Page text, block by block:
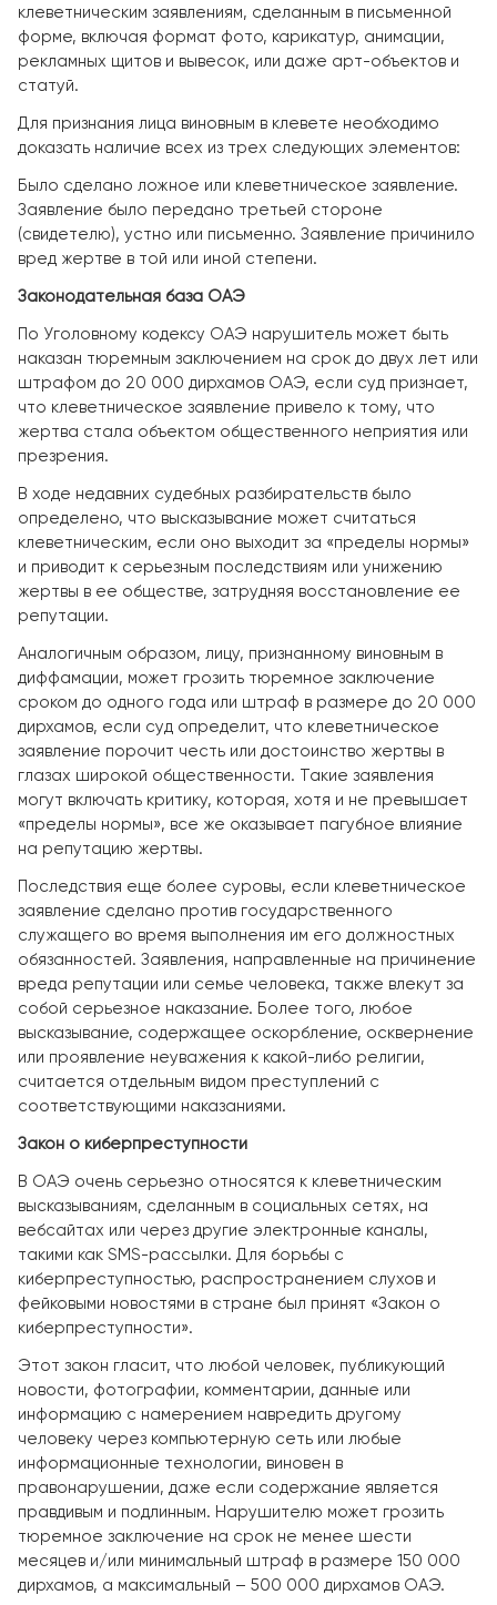
клеветническим заявлениям, сделанным в письменной
форме, включая формат фото, карикатур, анимации,
рекламных щитов и вывесок, или даже арт-объектов и
статуй.
Для признания лица виновным в клевете необходимо
доказать наличие всех из трех следующих элементов:
Было сделано ложное или клеветническое заявление.
Заявление было передано третьей стороне
(свидетелю), устно или письменно. Заявление причинило
вред жертве в той или иной степени.
Законодательная база ОАЭ
По Уголовному кодексу ОАЭ нарушитель может быть
наказан тюремным заключением на срок до двух лет или
штрафом до 20 000 дирхамов ОАЭ, если суд признает,
что клеветническое заявление привело к тому, что
жертва стала объектом общественного неприятия или
презрения.
В ходе недавних судебных разбирательств было
определено, что высказывание может считаться
клеветническим, если оно выходит за «пределы нормы»
и приводит к серьезным последствиям или унижению
жертвы в ее обществе, затрудняя восстановление ее
репутации.
Аналогичным образом, лицу, признанному виновным в
диффамации, может грозить тюремное заключение
сроком до одного года или штраф в размере до 20 000
дирхамов, если суд определит, что клеветническое
заявление порочит честь или достоинство жертвы в
глазах широкой общественности. Такие заявления
могут включать критику, которая, хотя и не превышает
«пределы нормы», все же оказывает пагубное влияние
на репутацию жертвы.
Последствия еще более суровы, если клеветническое
заявление сделано против государственного
служащего во время выполнения им его должностных
обязанностей. Заявления, направленные на причинение
вреда репутации или семье человека, также влекут за
собой серьезное наказание. Более того, любое
высказывание, содержащее оскорбление, осквернение
или проявление неуважения к какой-либо религии,
считается отдельным видом преступлений с
соответствующими наказаниями.
Закон о киберпреступности
В ОАЭ очень серьезно относятся к клеветническим
высказываниям, сделанным в социальных сетях, на
вебсайтах или через другие электронные каналы,
такими как SMS-рассылки. Для борьбы с
киберпреступностью, распространением слухов и
фейковыми новостями в стране был принят «Закон о
киберпреступности».
Этот закон гласит, что любой человек, публикующий
новости, фотографии, комментарии, данные или
информацию с намерением навредить другому
человеку через компьютерную сеть или любые
информационные технологии, виновен в
правонарушении, даже если содержание является
правдивым и подлинным. Нарушителю может грозить
тюремное заключение на срок не менее шести
месяцев и/или минимальный штраф в размере 150 000
дирхамов, а максимальный – 500 000 дирхамов ОАЭ.